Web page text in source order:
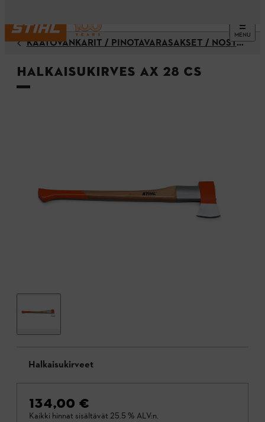
MENU
KAATOVÄNKÄRIT / PINOTAVARASAKSET / NOSTOKOUKUT / KIILAT / KIRVEET
Halkaisukirves AX 28 CS
Halkaisukirveet
134,00 €
Kaikki hinnat sisältävät 25.5 % ALV:n.